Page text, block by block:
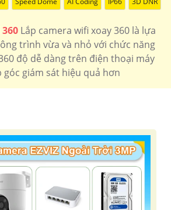
Camera Wifi 360 imou
Camera Wifi 360 Kbone
'
Lắp camera wifi xoay 360 là lựa
trình vừa và nhỏ với chức năng
độ dễ dàng trên điện thoại máy
góc giám sát hiệu quả hơn